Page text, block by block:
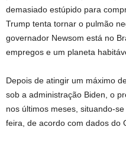
demasiado estúpido para
Trump tenta tornar o pulmão
governador Newsom está no
empregos e um planeta
Depois de atingir um máximo
sob a administração Biden, o
nos últimos meses, situando-
feira, de acordo com dados do